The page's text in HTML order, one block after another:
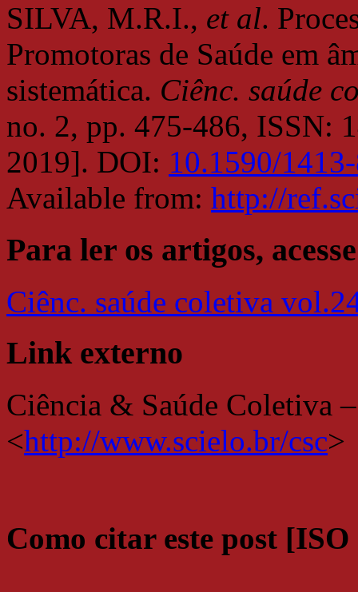
SILVA, M.R.I., et al.
Promotoras de Saúde em
sistemática. Ciênc. saúde
no. 2, pp. 475-486, ISSN:
2019]. DOI: 10.1590/
Available from: http://
Para ler os artigos, acesse
Ciênc. saúde coletiva
Link externo
Ciência & Saúde Coletiva
<http://www.scielo.br/csc>
Como citar este post